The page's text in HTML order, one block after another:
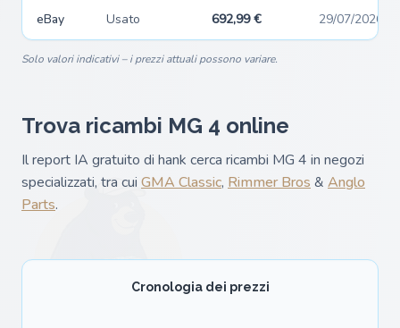
eBay Usato 692,99 € 29/07/2026
Solo valori indicativi – i prezzi attuali possono variare.
Trova ricambi MG 4 online
Il report IA gratuito di hank cerca ricambi MG 4 in negozi
specializzati, tra cui GMA Classic, Rimmer Bros & Anglo
Parts.
Cronologia dei prezzi